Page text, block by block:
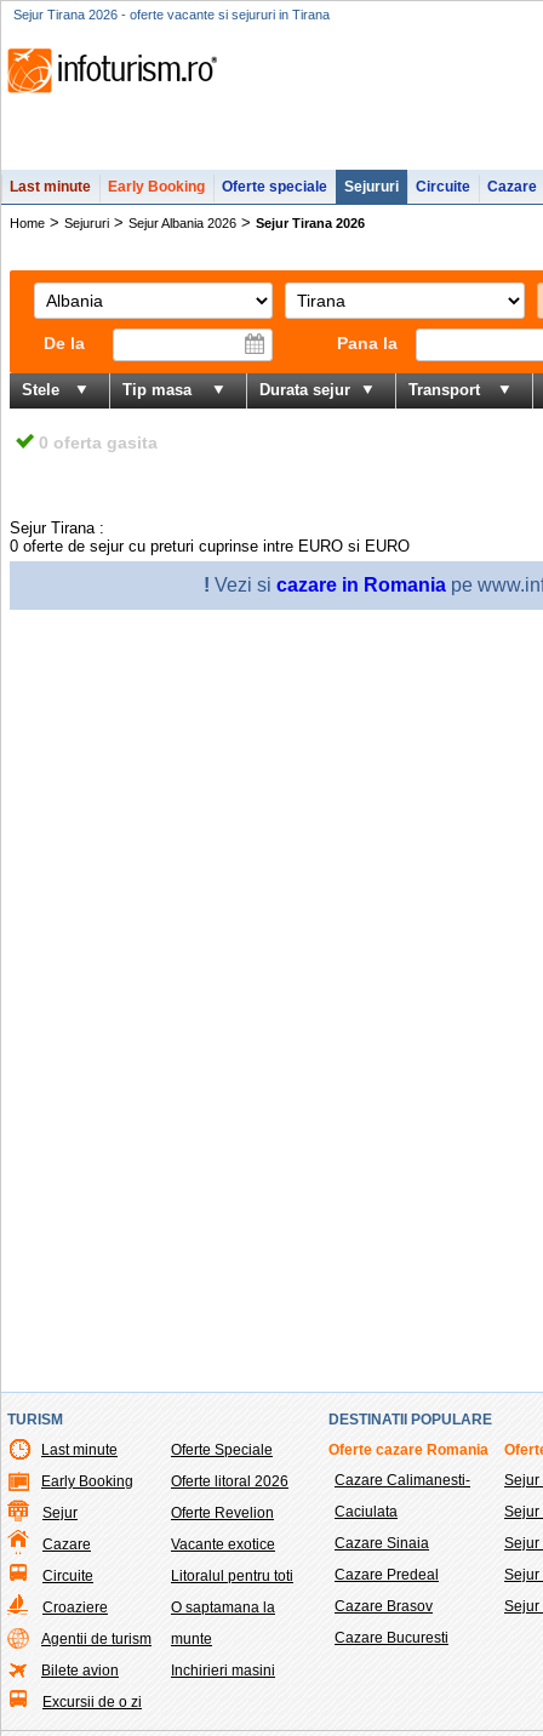
Sejur Tirana 2026 - oferte vacante si sejururi in Tirana
Last minute Early Booking Oferte speciale Sejururi Circuite Cazare
Home > Sejururi > Sejur Albania 2026 > Sejur Tirana 2026
De la Pana la
Stele Tip masa Durata sejur Transport
0 oferta gasita
Sejur Tirana :
0 oferte de sejur cu preturi cuprinse intre EURO si EURO
! Vezi si cazare in Romania pe
TURISM
Last minute
Early Booking
Sejur
Cazare
Circuite
Croaziere
Agentii de turism
Bilete avion
Excursii de o zi
Oferte Speciale
Oferte litoral 2026
Oferte Revelion
Vacante exotice
Litoralul pentru toti
O saptamana la
munte
Inchirieri masini
DESTINATII POPULARE
Oferte cazare Romania
Cazare Calimanesti-
Caciulata
Cazare Sinaia
Cazare Predeal
Cazare Brasov
Cazare Bucuresti
Sejur
Sejur
Sejur
Sejur
Sejur